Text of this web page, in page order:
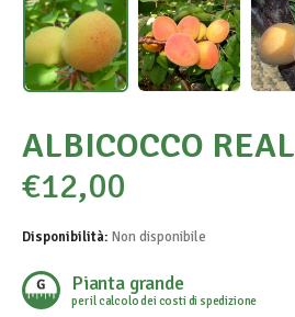
ALBICOCCO
€12,00
Disponibilità: Non disponibile
Pianta grande
per il calcolo dei costi di spedizione